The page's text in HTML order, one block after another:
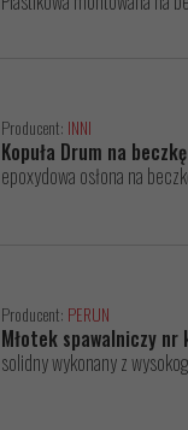
Producent: INNI
Kopuła Drum na
epoxydowa osłona na
Producent: PERUN
Młotek spawalniczy
solidny wykonany z